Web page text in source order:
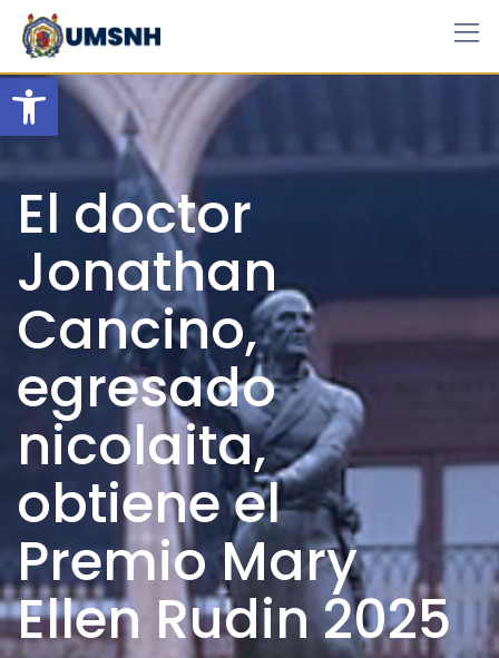
Open toolbar
Skip
content
El doctor
Jonathan
Cancino,
egresado
nicolaita,
obtiene el
Premio Mary
Ellen Rudin 2025